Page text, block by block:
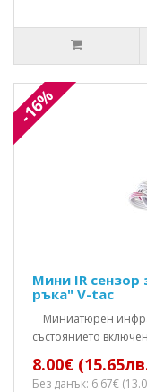
-16%
Мини IR
ръка" V-tac
Mиниатюрен
състоянието
8.00€
Без данък: 6.67€